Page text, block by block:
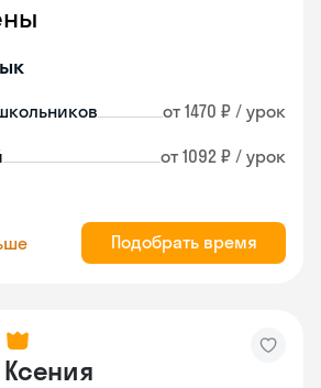
от 1470 ₽ / урок
от 1092 ₽ / урок
Подобрать время
Ксения